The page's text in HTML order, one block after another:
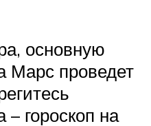
основную
Марс проведет
– гороскоп на